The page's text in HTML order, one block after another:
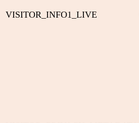
VISITOR_INFO1_LIVE